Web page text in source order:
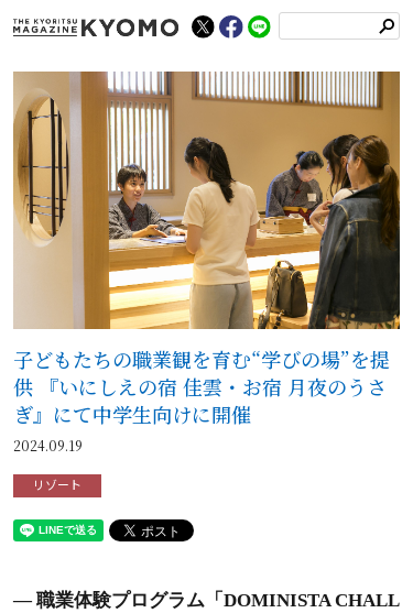
子どもたちの職業観を育む“学びの場”を提
供 『いにしえの宿 佳雲・お宿 月夜のうさ
ぎ』にて中学生向けに開催
2024.09.19
リゾート
― 職業体験プログラム「DOMINISTA CHALL